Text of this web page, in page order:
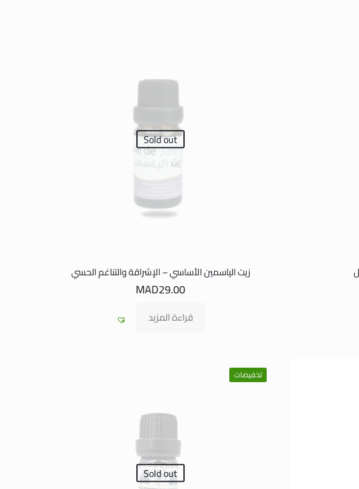
Sold out
زيت الياسمين الأساسي – الإشراقة والتناغم الحسي
MAD29.00
قراءة المزيد
تخفيضات
Sold out